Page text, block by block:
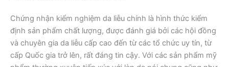
Chứng nhận kiểm nghiệm da liễu chính là hình thức kiểm
định sản phẩm chất lượng, được đánh giá bởi các hội đồng
và chuyên gia da liễu cấp cao đến từ các tổ chức uy tín, từ
cấp Quốc gia trở lên, rất đáng tin cậy. Với các sản phẩm mỹ